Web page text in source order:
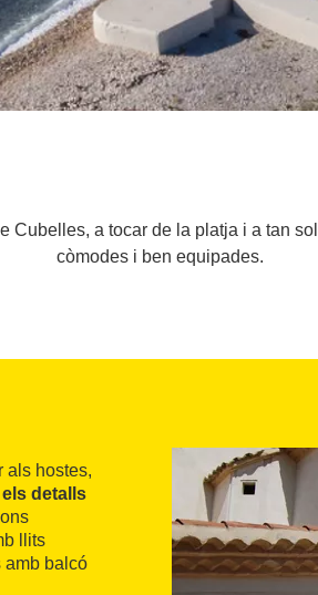
Cubelles, a tocar de la platja i a tan
còmodes i ben equipades.
als hostes,
detalls
llits
amb balcó